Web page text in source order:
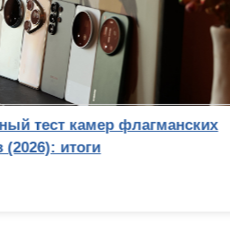
камер флагманских
итоги